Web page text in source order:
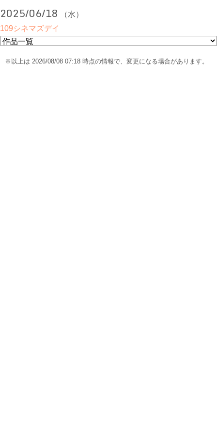
2025/06/18
（水）
109シネマズデイ
※以上は 2026/08/08 07:18 時点の情報で、変更になる場合があります。